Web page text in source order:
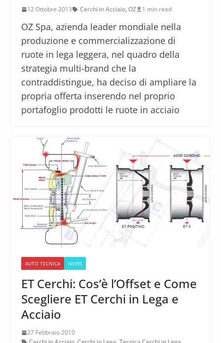
12 Ottobre 2013 Cerchi in Acciaio, OZ 1 min read
OZ Spa, azienda leader mondiale nella
produzione e commercializzazione di
ruote in lega leggera, nel quadro della
strategia multi-brand che la
contraddistingue, ha deciso di ampliare la
propria offerta inserendo nel proprio
portafoglio prodotti le ruote in acciaio
AUTO TECNICA NEWS
ET Cerchi: Cos’è l’Offset e Come
Scegliere ET Cerchi in Lega e
Acciaio
27 Febbraio 2010